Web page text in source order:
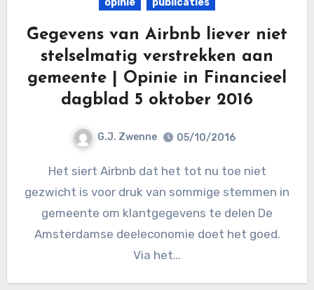
Gegevens van Airbnb liever niet
stelselmatig verstrekken aan
gemeente | Opinie in Financieel
dagblad 5 oktober 2016
G.J. Zwenne 05/10/2016
Het siert Airbnb dat het tot nu toe niet
gezwicht is voor druk van sommige stemmen in
gemeente om klantgegevens te delen De
Amsterdamse deeleconomie doet het goed.
Via het…